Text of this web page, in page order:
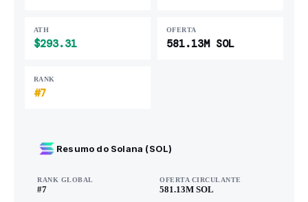
ATH
$293.31
OFERTA
581.13M SOL
RANK
#7
Resumo do Solana (SOL)
RANK GLOBAL
#7
OFERTA CIRCULANTE
581.13M SOL